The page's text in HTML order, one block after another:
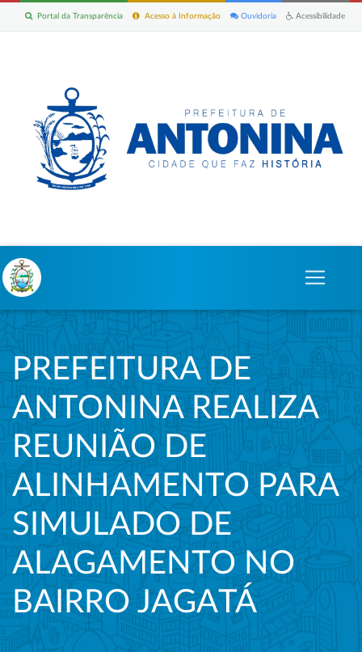
Acessibilidade
Ouvidoria
Acesso à Informação
Portal da Transparência
PREFEITURA DE
ANTONINA REALIZA
REUNIÃO DE
ALINHAMENTO PARA
SIMULADO DE
ALAGAMENTO NO
BAIRRO JAGATÁ